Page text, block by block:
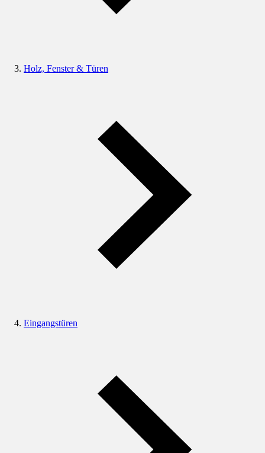
Holz, Fenster & Türen
Eingangstüren